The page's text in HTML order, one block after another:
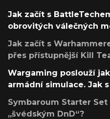
Jak začít s
obrovitých válečných
Jak začít s
přes přístupnější Kill
Wargaming poslouží
armádní simulace. Jak
Symbaroum Starter Set
„švédským DnD“?